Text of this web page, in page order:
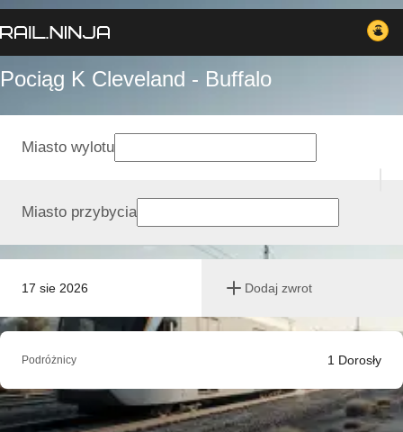
Pociąg K Cleveland - Buffalo
17 sie 2026 Dodaj zwrot
Miasto wylotu
Miasto przybycia
Podróżnicy 1 Dorosły